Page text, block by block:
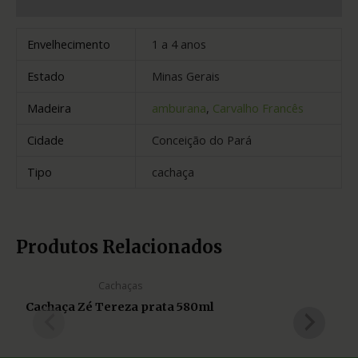
Envelhecimento
1 a 4 anos
Estado
Minas Gerais
Madeira
amburana, Carvalho Francês
Cidade
Conceição do Pará
Tipo
cachaça
Produtos Relacionados
Cachaças
Cachaça Zé Tereza prata 580ml